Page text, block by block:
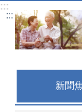
:::
:::
新聞